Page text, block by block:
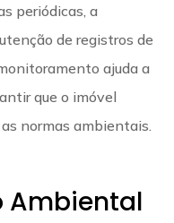
periódicas, a
de registros de
ajuda a
que o imóvel
normas ambientais.
Ambiental